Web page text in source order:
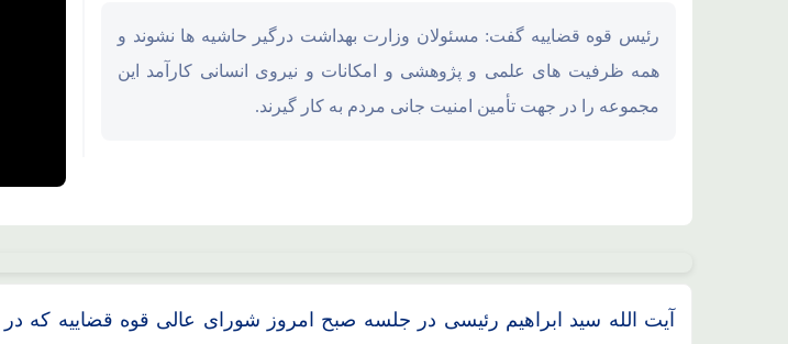
محل استقرار جنگنده های F35، F15، F16 آمریکایی منهدم شد
رئیس قوه قضاییه گفت: مسئولان وزارت بهداشت درگیر حاشیه ها نشوند و
همه ظرفیت های علمی و پژوهشی و امکانات و نیروی انسانی کارآمد این
مجموعه را در جهت تأمین امنیت جانی مردم به کار گیرند.
آیت الله سید ابراهیم رئیسی در جلسه صبح امروز شورای عالی قوه قضاییه که